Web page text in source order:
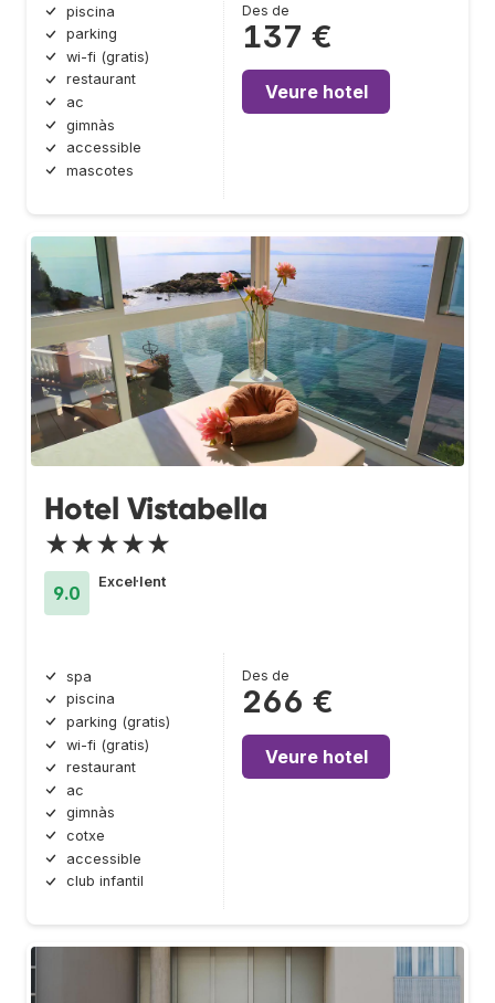
piscina
parking
wi-fi (gratis)
restaurant
ac
gimnàs
accessible
mascotes
Des de
137 €
Veure hotel
Hotel Vistabella
★★★★★
9.0
Excel·lent
spa
piscina
parking (gratis)
wi-fi (gratis)
restaurant
ac
gimnàs
cotxe
accessible
club infantil
Des de
266 €
Veure hotel